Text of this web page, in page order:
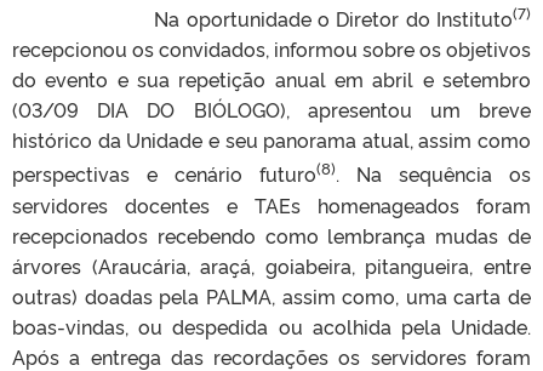
Na oportunidade o Diretor do Instituto(7)
recepcionou os convidados, informou sobre os objetivos
do evento e sua repetição anual em abril e setembro
(03/09 DIA DO BIÓLOGO), apresentou um breve
histórico da Unidade e seu panorama atual, assim como
perspectivas e cenário futuro(8). Na sequência os
servidores docentes e TAEs homenageados foram
recepcionados recebendo como lembrança mudas de
árvores (Araucária, araçá, goiabeira, pitangueira, entre
outras) doadas pela PALMA, assim como, uma carta de
boas-vindas, ou despedida ou acolhida pela Unidade.
Após a entrega das recordações os servidores foram